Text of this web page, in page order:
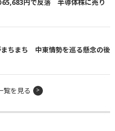
65,683円で反落 半導体株に売り
まちまち 中東情勢を巡る懸念の後
覧を見る